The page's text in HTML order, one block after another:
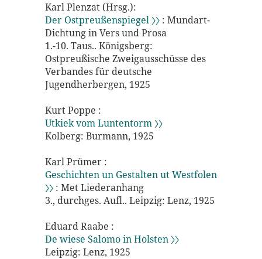
Karl Plenzat (Hrsg.):
Der Ostpreußenspiegel 〉〉 : Mundart-
Dichtung in Vers und Prosa
1.-10. Taus.. Königsberg:
Ostpreußische Zweigausschüsse des
Verbandes für deutsche
Jugendherbergen, 1925
Kurt Poppe :
Utkiek vom Luntentorm 〉〉
Kolberg: Burmann, 1925
Karl Prümer :
Geschichten un Gestalten ut Westfolen
〉〉 : Met Liederanhang
3., durchges. Aufl.. Leipzig: Lenz, 1925
Eduard Raabe :
De wiese Salomo in Holsten 〉〉
Leipzig: Lenz, 1925